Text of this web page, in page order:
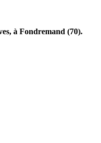
à Fondremand (70).